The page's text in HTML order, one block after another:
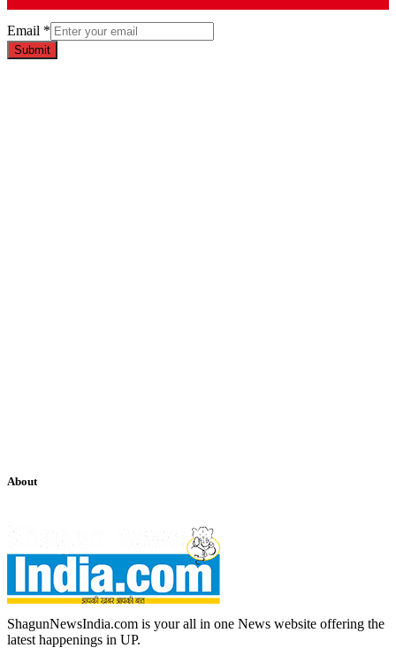
Email *
Submit
About
ShagunNewsIndia.com is your all in one News website offering the
latest happenings in UP.